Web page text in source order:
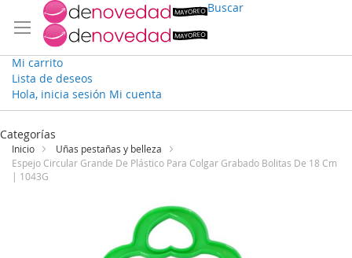
Buscar
Mi carrito
Lista de deseos
Hola, inicia sesión Mi cuenta
Ir
contenido
Categorías
Inicio
Uñas pestañas y belleza
Espejo Circular Grande De Plástico Para Colgar Grabado Bolitas De 18 Cm
| 1043G